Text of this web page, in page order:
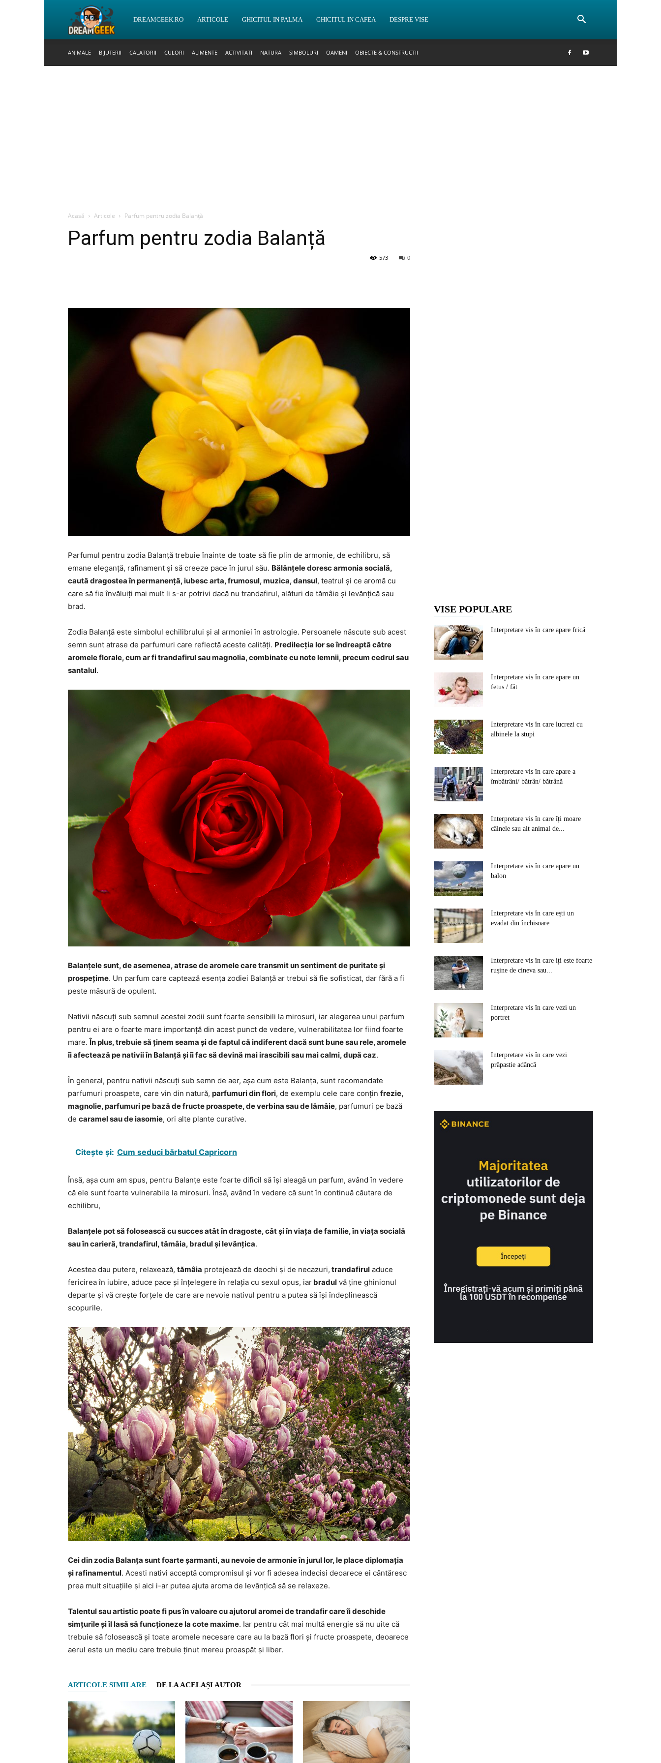
DreamGeek.ro
DREAMGEEK.RO ARTICOLE GHICITUL IN PALMA GHICITUL IN CAFEA DESPRE VISE
ANIMALE BIJUTERII CALATORII CULORI ALIMENTE ACTIVITATI NATURA SIMBOLURI OAMENI OBIECTE & CONSTRUCTII
Acasă Articole Parfum pentru zodia Balanță
Parfum pentru zodia Balanță
0
573
Parfumul pentru zodia Balanță trebuie înainte de toate să fie plin de armonie, de echilibru, să
emane eleganță, rafinament și să creeze pace în jurul său. Bălănțele doresc armonia socială,
caută dragostea în permanență, iubesc arta, frumosul, muzica, dansul, teatrul și ce aromă cu
care să fie învăluiți mai mult li s-ar potrivi dacă nu trandafirul, alături de tămâie și levănțică sau
brad.
Zodia Balanță este simbolul echilibrului și al armoniei în astrologie. Persoanele născute sub acest
semn sunt atrase de parfumuri care reflectă aceste calități. Predilecția lor se îndreaptă către
aromele florale, cum ar fi trandafirul sau magnolia, combinate cu note lemnii, precum cedrul sau
santalul.
Balanțele sunt, de asemenea, atrase de aromele care transmit un sentiment de puritate și
prospețime. Un parfum care captează esența zodiei Balanță ar trebui să fie sofisticat, dar fără a fi
peste măsură de opulent.
Nativii născuți sub semnul acestei zodii sunt foarte sensibili la mirosuri, iar alegerea unui parfum
pentru ei are o foarte mare importanță din acest punct de vedere, vulnerabilitatea lor fiind foarte
mare.În plus, trebuie să ținem seama și de faptul că indiferent dacă sunt bune sau rele, aromele
îi afectează pe nativii în Balanță și îi fac să devină mai irascibili sau mai calmi, după caz.
În general, pentru nativii născuți sub semn de aer, așa cum este Balanța, sunt recomandate
parfumuri proaspete, care vin din natură, parfumuri din flori, de exemplu cele care conțin frezie,
magnolie, parfumuri pe bază de fructe proaspete, de verbina sau de lămâie, parfumuri pe bază
de caramel sau de iasomie, ori alte plante curative.
Citește și: Cum seduci bărbatul Capricorn
Însă, așa cum am spus, pentru Balanțe este foarte dificil să își aleagă un parfum, având în vedere
că ele sunt foarte vulnerabile la mirosuri. Însă, având în vedere că sunt în continuă căutare de
echilibru,
Balanțele pot să folosească cu succes atât în dragoste, cât și în viața de familie, în viața socială
sau în carieră, trandafirul, tămâia, bradul și levănțica.
Acestea dau putere, relaxează, tămâia protejează de deochi și de necazuri, trandafirul aduce
fericirea în iubire, aduce pace și înțelegere în relația cu sexul opus, iar bradul vă ține ghinionul
departe și vă crește forțele de care are nevoie nativul pentru a putea să își îndeplinească
scopurile.
Cei din zodia Balanța sunt foarte șarmanti, au nevoie de armonie în jurul lor, le place diplomația
și rafinamentul. Acesti nativi acceptă compromisul și vor fi adesea indecisi deoarece ei cântăresc
prea mult situațiile și aici i-ar putea ajuta aroma de levănțică să se relaxeze.
Talentul sau artistic poate fi pus în valoare cu ajutorul aromei de trandafir care îi deschide
simțurile și îl lasă să funcționeze la cote maxime. Iar pentru cât mai multă energie să nu uite că
trebuie să folosească și toate aromele necesare care au la bază flori și fructe proaspete, deoarece
aerul este un mediu care trebuie ținut mereu proaspăt și liber.
ARTICOLE SIMILARE DE LA ACELAȘI AUTOR
VISE POPULARE
Interpretare vis în care apare frică
Interpretare vis în care apare un
fetus / făt
Interpretare vis în care lucrezi cu
albinele la stupi
Interpretare vis în care apare a
îmbătrâni/ bătrân/ bătrână
Interpretare vis în care îți moare
câinele sau alt animal de...
Interpretare vis în care apare un
balon
Interpretare vis în care ești un
evadat din închisoare
Interpretare vis în care iți este foarte
rușine de cineva sau...
Interpretare vis în care vezi un
portret
Interpretare vis în care vezi
prăpastie adâncă